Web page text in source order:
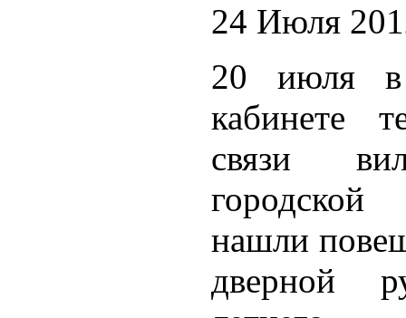
24 Июля
20 июля
кабинете
связи
городской
нашли
дверной